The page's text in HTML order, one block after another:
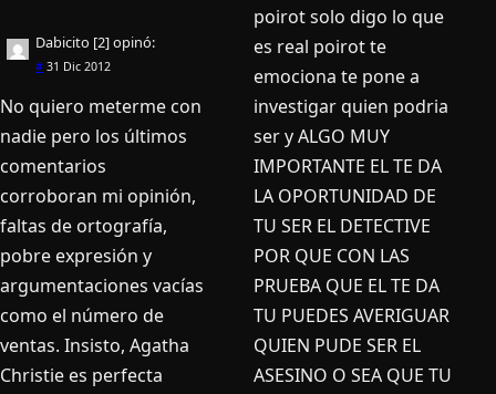
Dabicito [2]opinó:
# 31 Dic 2012
No quiero meterme con
nadie pero los últimos
comentarios
corroboran mi opinión,
faltas de ortografía,
pobre expresión y
argumentaciones vacías
como el número de
ventas. Insisto, Agatha
Christie es perfecta
poirot solo digo lo que
es real poirot te
emociona te pone a
investigar quien podria
ser y ALGO MUY
IMPORTANTE EL TE DA
LA OPORTUNIDAD DE
TU SER EL DETECTIVE
POR QUE CON LAS
PRUEBA QUE EL TE DA
TU PUEDES AVERIGUAR
QUIEN PUDE SER EL
ASESINO O SEA QUE TU